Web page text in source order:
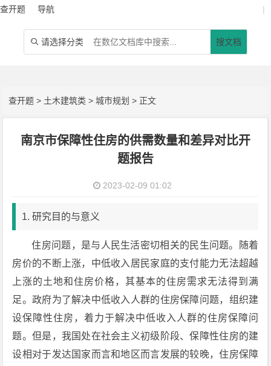
查开题 导航 |
 请选择分类 搜文档
查开题 > 土木建筑类 >城市规划 > 正文
南京市保障性住房的供需数量和差异对比开
题报告
2023-02-09 01:02
1. 研究目的与意义
住房问题，是与人民生活密切相关的民生问题。随着
房价的不断上涨，中低收入居民家庭的支付能力无法超越
上涨的土地和住房价格，其基本的住房需求无法得到满
足。政府为了解决中低收入人群的住房保障问题，组织建
设保障性住房，着力于解决中低收入人群的住房保障问
题。但是，我国处在社会主义初级阶段、保障性住房的建
设相对于发达国家而言和地区而言发展的较晚，住房保障